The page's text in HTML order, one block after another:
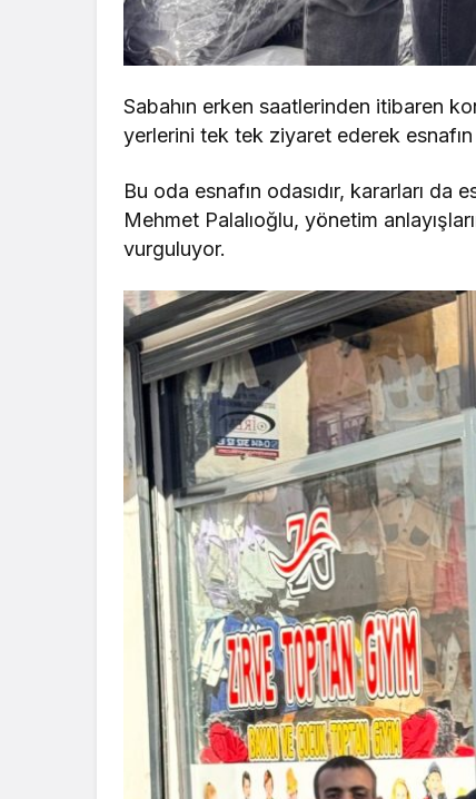
Sabahın erken saatlerinden itibaren
yerlerini tek tek ziyaret ederek
Bu oda esnafın odasıdır, kararları
Mehmet Palalıoğlu, yönetim
vurguluyor.